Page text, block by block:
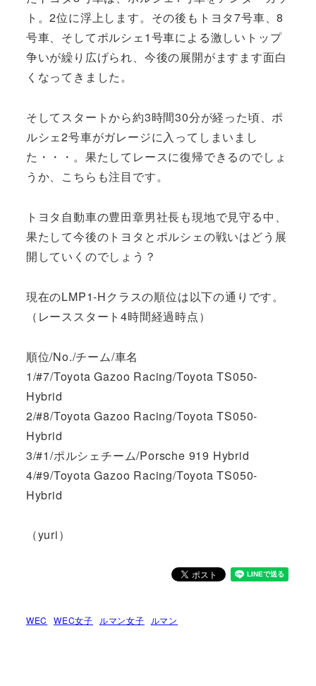
ト。2位に浮上します。その後もトヨタ7号車、8
号車、そしてポルシェ1号車による激しいトップ
争いが繰り広げられ、今後の展開がますます面白
くなってきました。
そしてスタートから約3時間30分が経った頃、ポ
ルシェ2号車がガレージに入ってしまいまし
た・・・。果たしてレースに復帰できるのでしょ
うか、こちらも注目です。
トヨタ自動車の豊田章男社長も現地で見守る中、
果たして今後のトヨタとポルシェの戦いはどう展
開していくのでしょう？
現在のLMP1-Hクラスの順位は以下の通りです。
（レーススタート4時間経過時点）
順位/No./チーム/車名
1/#7/Toyota Gazoo Racing/Toyota TS050-
Hybrid
2/#8/Toyota Gazoo Racing/Toyota TS050-
Hybrid
3/#1/ポルシェチーム/Porsche 919 Hybrid
4/#9/Toyota Gazoo Racing/Toyota TS050-
Hybrid
（yuri）
WEC WEC女子 ルマン女子 ルマン